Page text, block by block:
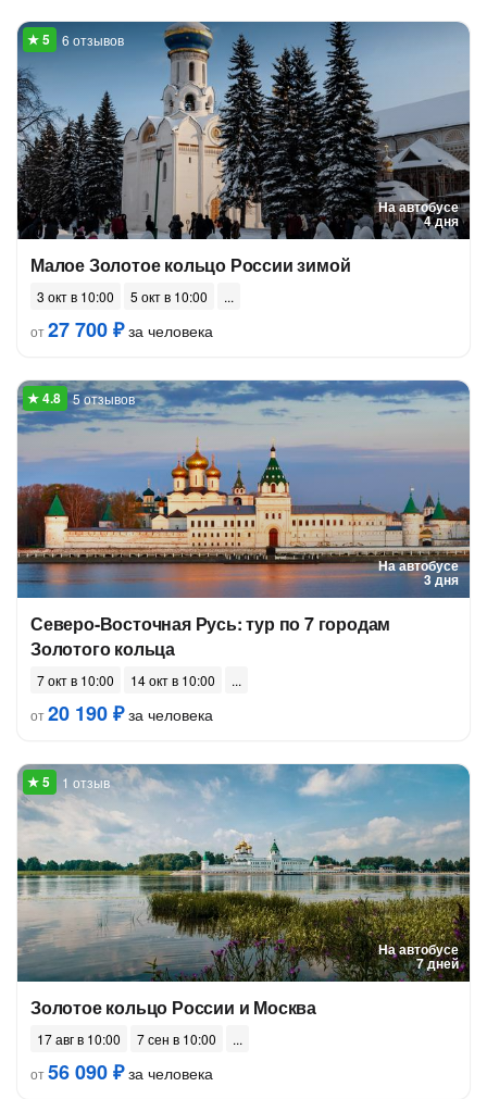
На автобусе
4 дня
6 отзывов
Малое Золотое кольцо России зимой
3 окт в 10:00
5 окт в 10:00
от27 700 ₽за человека
На автобусе
3 дня
5 отзывов
Северо-Восточная Русь: тур по 7 городам
Золотого кольца
7 окт в 10:00
14 окт в 10:00
от20 190 ₽за человека
На автобусе
7 дней
1 отзыв
Золотое кольцо России и Москва
17 авг в 10:00
7 сен в 10:00
от56 090 ₽за человека